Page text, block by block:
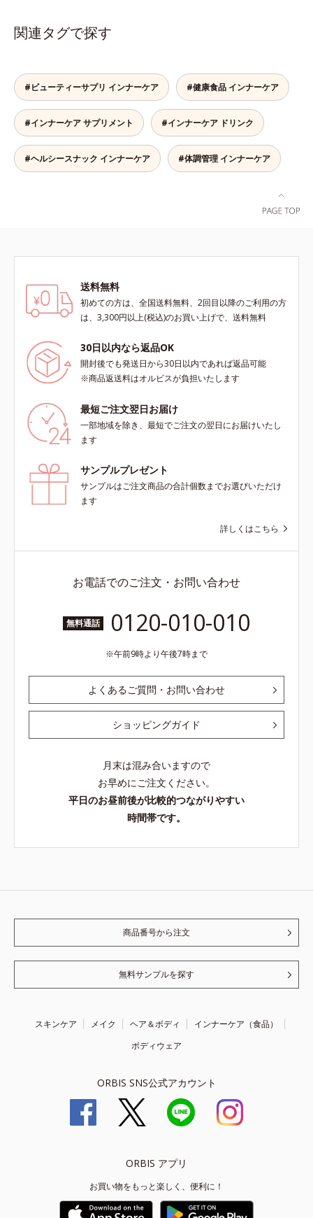
れています。長時間スマホ・パソコ
やぼやけ、しょぼつきが気になる方
など、ぜひサプリ習慣を取り入れて
クリアな毎日を。
関連タグで探す
#ビューティーサプリ インナーケア #健康食品 インナーケア
#インナーケア サプリメント #インナーケア ドリンク
#ヘルシースナック インナーケア #体調管理 インナーケア
送料無料
初めての方は、全国送料無料、2回目以降のご利用の方
は、3,300円以上(税込)のお買い上げで、送料無料
30日以内なら返品OK
開封後でも発送日から30日以内であれば返品可能
※商品返送料はオルビスが負担いたします
最短ご注文翌日お届け
一部地域を除き、最短でご注文の翌日にお届けいたし
ます
サンプルプレゼント
サンプルはご注文商品の合計個数までお選びいただけ
ます
詳しくはこちら
お電話でのご注文・お問い合わせ
無料通話 0120-010-010
午前9時より午後7時まで
よくあるご質問・お問い合わせ
ショッピングガイド
月末は混み合いますので
お早めにご注文ください。
平日のお昼前後が比較的つながりやすい
時間帯です。
商品番号から注文
無料サンプルを探す
スキンケア メイク ヘア＆ボディ
インナーケア（食品）
ボディウェア
ORBIS SNS公式アカウント
ORBIS アプリ
お買い物をもっと楽しく、便利に！